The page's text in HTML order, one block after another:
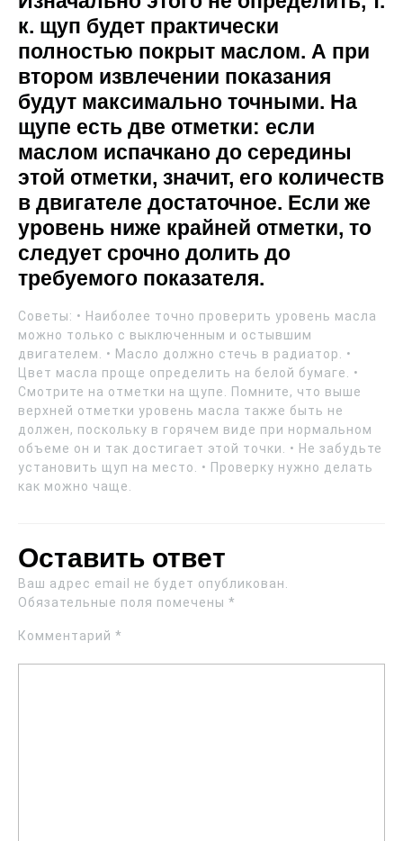
к. щуп будет практически
полностью покрыт маслом. А при
втором извлечении показания
будут максимально точными. На
щупе есть две отметки: если
маслом испачкано до середины
этой отметки, значит, его количеств
в двигателе достаточное. Если же
уровень ниже крайней отметки, то
следует срочно долить до
требуемого показателя.
Советы: • Наиболее точно проверить уровень масла
можно только с выключенным и остывшим
двигателем. • Масло должно стечь в радиатор. •
Цвет масла проще определить на белой бумаге. •
Смотрите на отметки на щупе. Помните, что выше
верхней отметки уровень масла также быть не
должен, поскольку в горячем виде при нормальном
объеме он и так достигает этой точки. • Не забудьте
установить щуп на место. • Проверку нужно делать
как можно чаще.
Оставить ответ
Ваш адрес email не будет опубликован.
Обязательные поля помечены *
Комментарий *